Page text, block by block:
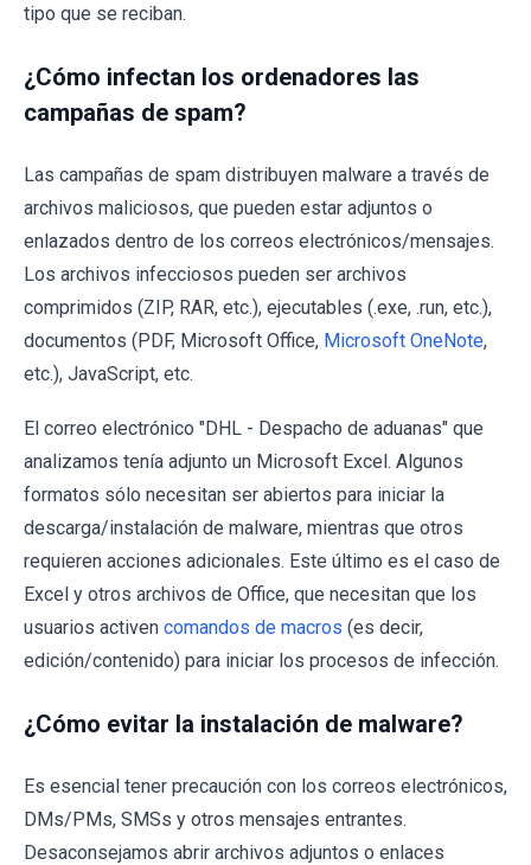
tipo que se reciban.
¿Cómo infectan los ordenadores las
campañas de spam?
Las campañas de spam distribuyen malware a través de
archivos maliciosos, que pueden estar adjuntos o
enlazados dentro de los correos electrónicos/mensajes.
Los archivos infecciosos pueden ser archivos
comprimidos (ZIP, RAR, etc.), ejecutables (.exe, .run, etc.),
documentos (PDF, Microsoft Office, Microsoft OneNote,
etc.), JavaScript, etc.
El correo electrónico "DHL - Despacho de aduanas" que
analizamos tenía adjunto un Microsoft Excel. Algunos
formatos sólo necesitan ser abiertos para iniciar la
descarga/instalación de malware, mientras que otros
requieren acciones adicionales. Este último es el caso de
Excel y otros archivos de Office, que necesitan que los
usuarios activen comandos de macros (es decir,
edición/contenido) para iniciar los procesos de infección.
¿Cómo evitar la instalación de malware?
Es esencial tener precaución con los correos electrónicos,
DMs/PMs, SMSs y otros mensajes entrantes.
Desaconsejamos abrir archivos adjuntos o enlaces